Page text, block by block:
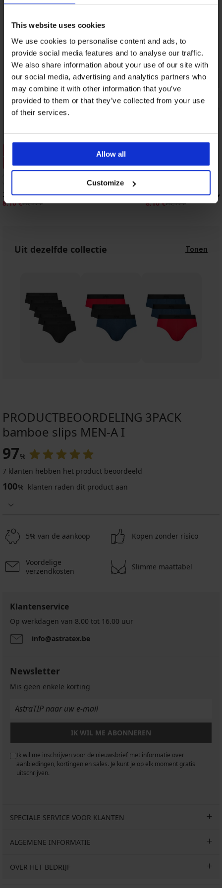
This website uses cookies
We use cookies to personalise content and ads, to
provide social media features and to analyse our traffic.
We also share information about your use of our site with
our social media, advertising and analytics partners who
may combine it with other information that you’ve
provided to them or that they’ve collected from your use
of their services.
Allow all
Customize
Korting -70%
5
3PACK bamboe slips MEN-A III
8,10 €26,99 €
3PACK bamboe slips
8,10 €26,99 €
Uit dezelfde collectie Tonen
PRODUCTBEOORDELING 3PACK
bamboe slips MEN-A I
97%
7 klanten hebben het product beoordeeld
100% klanten raden dit product aan
5% van de aankoop Kopen zonder risico
Voordelige
verzendkosten
Slimme maattabel
Klantenservice
Op werkdagen van 8.00 tot 16.00 uur
info@astratex.be
Newsletter
Mis geen enkele korting
IK WIL ME ABONNEREN
Ik wil me inschrijven voor de nieuwsbrief met informatie over
aanbiedingen, kortingen en sales. Je kunt je op elk moment gratis
uitschrijven.
SPECIALE SERVICE VOOR KLANTEN
ALGEMENE INFORMATIE
OVER HET BEDRIJF